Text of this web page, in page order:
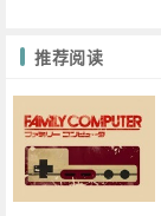
推荐阅读